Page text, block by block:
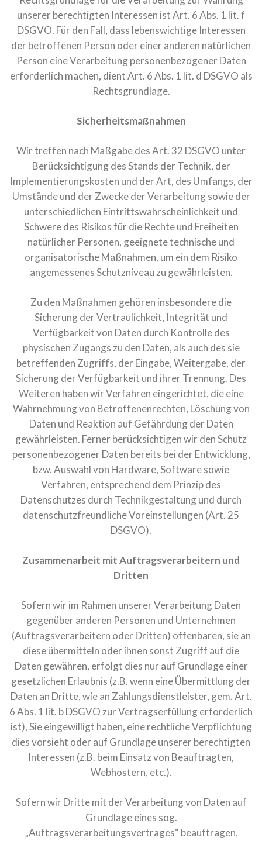
unserer berechtigten Interessen ist Art. 6 Abs. 1 lit. f
DSGVO. Für den Fall, dass lebenswichtige Interessen
der betroffenen Person oder einer anderen natürlichen
Person eine Verarbeitung personenbezogener Daten
erforderlich machen, dient Art. 6 Abs. 1 lit. d DSGVO als
Rechtsgrundlage.
Sicherheitsmaßnahmen
Wir treffen nach Maßgabe des Art. 32 DSGVO unter
Berücksichtigung des Stands der Technik, der
Implementierungskosten und der Art, des Umfangs, der
Umstände und der Zwecke der Verarbeitung sowie der
unterschiedlichen Eintrittswahrscheinlichkeit und
Schwere des Risikos für die Rechte und Freiheiten
natürlicher Personen, geeignete technische und
organisatorische Maßnahmen, um ein dem Risiko
angemessenes Schutzniveau zu gewährleisten.
Zu den Maßnahmen gehören insbesondere die
Sicherung der Vertraulichkeit, Integrität und
Verfügbarkeit von Daten durch Kontrolle des
physischen Zugangs zu den Daten, als auch des sie
betreffenden Zugriffs, der Eingabe, Weitergabe, der
Sicherung der Verfügbarkeit und ihrer Trennung. Des
Weiteren haben wir Verfahren eingerichtet, die eine
Wahrnehmung von Betroffenenrechten, Löschung von
Daten und Reaktion auf Gefährdung der Daten
gewährleisten. Ferner berücksichtigen wir den Schutz
personenbezogener Daten bereits bei der Entwicklung,
bzw. Auswahl von Hardware, Software sowie
Verfahren, entsprechend dem Prinzip des
Datenschutzes durch Technikgestaltung und durch
datenschutzfreundliche Voreinstellungen (Art. 25
DSGVO).
Zusammenarbeit mit Auftragsverarbeitern und
Dritten
Sofern wir im Rahmen unserer Verarbeitung Daten
gegenüber anderen Personen und Unternehmen
(Auftragsverarbeitern oder Dritten) offenbaren, sie an
diese übermitteln oder ihnen sonst Zugriff auf die
Daten gewähren, erfolgt dies nur auf Grundlage einer
gesetzlichen Erlaubnis (z.B. wenn eine Übermittlung der
Daten an Dritte, wie an Zahlungsdienstleister, gem. Art.
6 Abs. 1 lit. b DSGVO zur Vertragserfüllung erforderlich
ist), Sie eingewilligt haben, eine rechtliche Verpflichtung
dies vorsieht oder auf Grundlage unserer berechtigten
Interessen (z.B. beim Einsatz von Beauftragten,
Webhostern, etc.).
Sofern wir Dritte mit der Verarbeitung von Daten auf
Grundlage eines sog.
„Auftragsverarbeitungsvertrages“ beauftragen,